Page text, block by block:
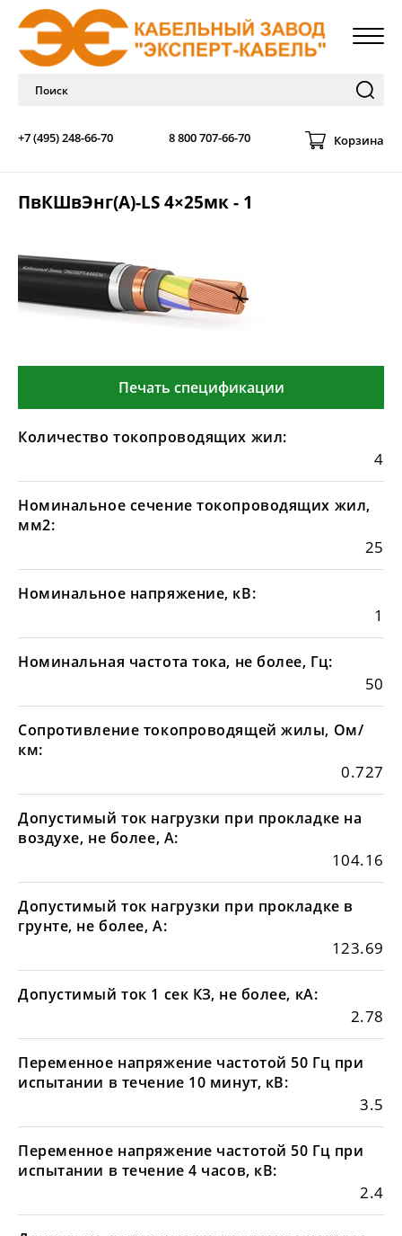
+7 (495) 248-66-70 8 800 707-66-70 Корзина
ПвКШвЭнг(А)-LS 4×25мк - 1
Печать спецификации
Количество токопроводящих жил:
4
Номинальное сечение токопроводящих жил,
мм2:
25
Номинальное напряжение, кВ:
1
Номинальная частота тока, не более, Гц:
50
Сопротивление токопроводящей жилы, Ом/
км:
0.727
Допустимый ток нагрузки при прокладке на
воздухе, не более, А:
104.16
Допустимый ток нагрузки при прокладке в
грунте, не более, А:
123.69
Допустимый ток 1 сек КЗ, не более, кА:
2.78
Переменное напряжение частотой 50 Гц при
испытании в течение 10 минут, кВ:
3.5
Переменное напряжение частотой 50 Гц при
испытании в течение 4 часов, кВ:
2.4